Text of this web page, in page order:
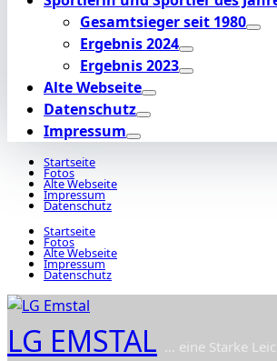
Gesamtsieger seit 1980
Ergebnis 2024
Ergebnis 2023
Alte Webseite
Datenschutz
Impressum
Startseite
Fotos
Alte Webseite
Impressum
Datenschutz
Startseite
Fotos
Alte Webseite
Impressum
Datenschutz
LG EMSTAL ... eine Starke